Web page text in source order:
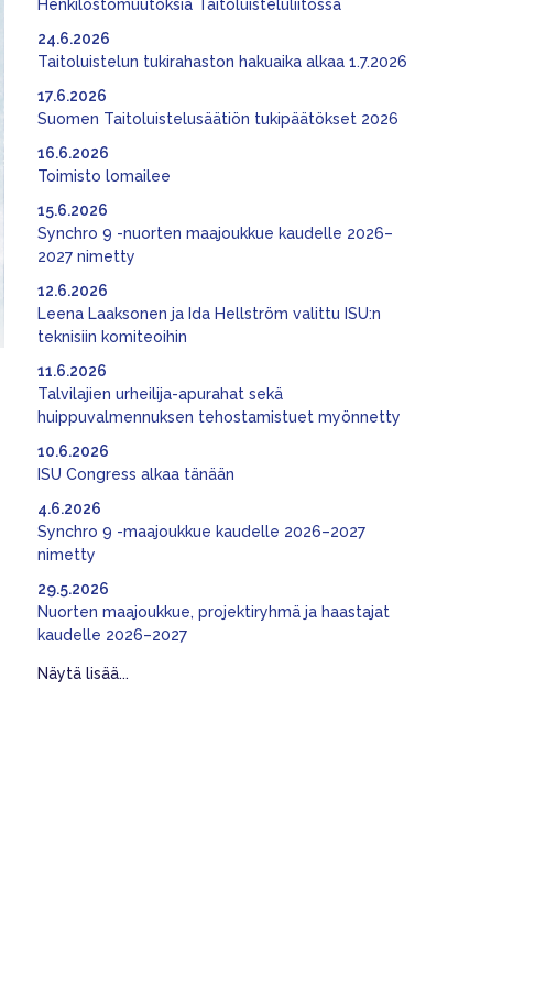
Henkilöstömuutoksia Taitoluisteluliitossa
Taitoluistelun tukirahaston hakuaika alkaa 1.7.2026
24.6.2026
Suomen Taitoluistelusäätiön tukipäätökset 2026
17.6.2026
Toimisto lomailee
16.6.2026
Synchro 9 -nuorten maajoukkue kaudelle 2026–
2027 nimetty
15.6.2026
Leena Laaksonen ja Ida Hellström valittu ISU:n
teknisiin komiteoihin
12.6.2026
Talvilajien urheilija-apurahat sekä
huippuvalmennuksen tehostamistuet myönnetty
11.6.2026
ISU Congress alkaa tänään
10.6.2026
Synchro 9 -maajoukkue kaudelle 2026–2027
nimetty
4.6.2026
Nuorten maajoukkue, projektiryhmä ja haastajat
kaudelle 2026–2027
29.5.2026
Näytä lisää...